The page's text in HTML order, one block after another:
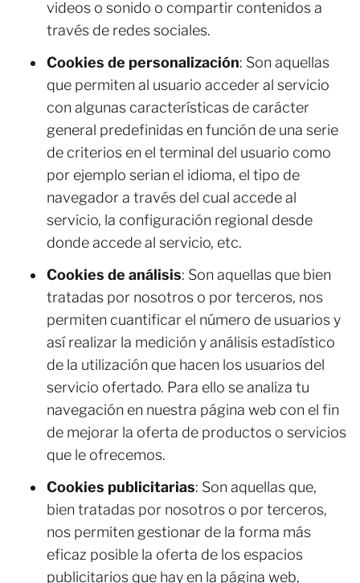
videos o sonido o compartir contenidos a
través de redes sociales.
Cookies de personalización: Son aquellas
que permiten al usuario acceder al servicio
con algunas características de carácter
general predefinidas en función de una serie
de criterios en el terminal del usuario como
por ejemplo serian el idioma, el tipo de
navegador a través del cual accede al
servicio, la configuración regional desde
donde accede al servicio, etc.
Cookies de análisis: Son aquellas que bien
tratadas por nosotros o por terceros, nos
permiten cuantificar el número de usuarios y
así realizar la medición y análisis estadístico
de la utilización que hacen los usuarios del
servicio ofertado. Para ello se analiza tu
navegación en nuestra página web con el fin
de mejorar la oferta de productos o servicios
que le ofrecemos.
Cookies publicitarias: Son aquellas que,
bien tratadas por nosotros o por terceros,
nos permiten gestionar de la forma más
eficaz posible la oferta de los espacios
publicitarios que hay en la página web,